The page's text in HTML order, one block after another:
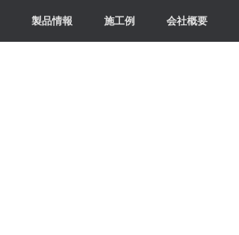
製品情報 施工例 会社概要